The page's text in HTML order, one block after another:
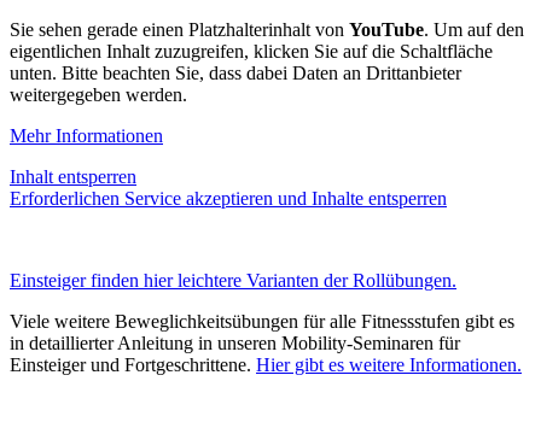
Sie sehen gerade einen Platzhalterinhalt von YouTube. Um auf den
eigentlichen Inhalt zuzugreifen, klicken Sie auf die Schaltfläche
unten. Bitte beachten Sie, dass dabei Daten an Drittanbieter
weitergegeben werden.
Mehr Informationen
Inhalt entsperren
Erforderlichen Service akzeptieren und Inhalte entsperren
Einsteiger finden hier leichtere Varianten der Rollübungen.
Viele weitere Beweglichkeitsübungen für alle Fitnessstufen gibt es
in detaillierter Anleitung in unseren Mobility-Seminaren für
Einsteiger und Fortgeschrittene. Hier gibt es weitere Informationen.